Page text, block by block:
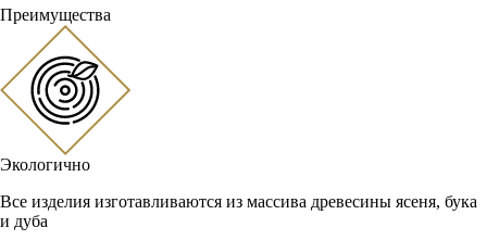
Преимущества
Экологично
Все изделия изготавливаются из массива древесины ясеня, бука
и дуба